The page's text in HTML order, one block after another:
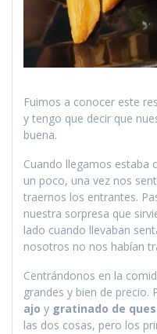
Fuimos a conocer este
y tengo que decir que
buena.
Cuando llegamos estaba
un poco, una vez nos
traernos los entrantes.
nuestra sorpresa que
lado cuando llevaban
nosotros no nos habían
Centrándonos en la
grandes y bien de precio.
ajo y gratinado de
las dos cosas, pero los